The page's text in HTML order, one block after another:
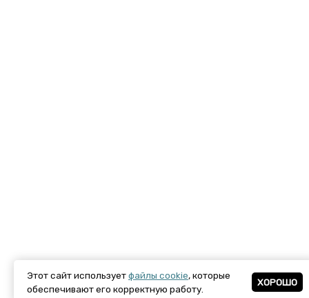
Этот сайт используетфайлы cookie, которые
обеспечивают его корректную работу.
ХОРОШО